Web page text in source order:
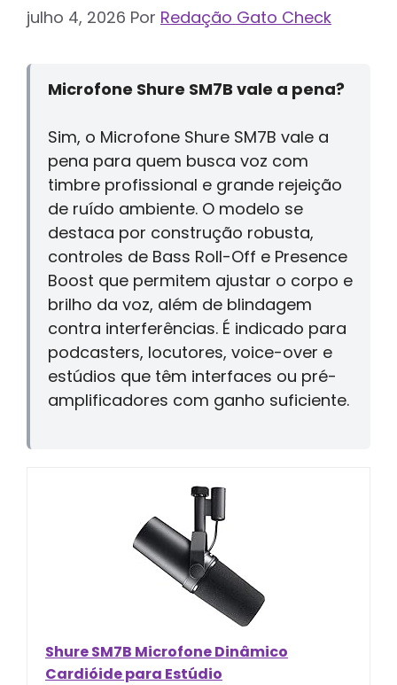
julho 4, 2026 Por Redação Gato Check
Microfone Shure SM7B vale a pena?
Sim, o Microfone Shure SM7B vale a
pena para quem busca voz com
timbre profissional e grande rejeição
de ruído ambiente. O modelo se
destaca por construção robusta,
controles de Bass Roll-Off e Presence
Boost que permitem ajustar o corpo e
brilho da voz, além de blindagem
contra interferências. É indicado para
podcasters, locutores, voice-over e
estúdios que têm interfaces ou pré-
amplificadores com ganho suficiente.
Shure SM7B Microfone Dinâmico
Cardióide para Estúdio